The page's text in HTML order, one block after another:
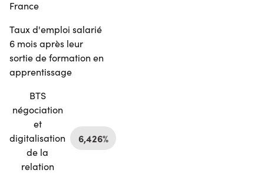
France
Taux d'emploi salarié
6 mois après leur
sortie de formation en
apprentissage
BTS
négociation
et
digitalisation
de la
relation
6,426%